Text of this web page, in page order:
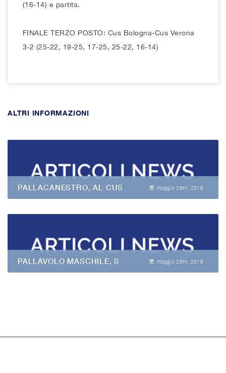
(16-14) e partita.
FINALE TERZO POSTO: Cus Bologna-Cus Verona
3-2 (25-22, 19-25, 17-25, 25-22, 16-14)
ALTRI INFORMAZIONI
PALLACANESTRO, AL CUS maggio 26th, 2018
PALLAVOLO MASCHILE, S maggio 25th, 2018